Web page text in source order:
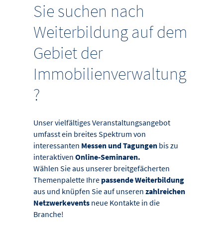
Sie suchen nach
Weiterbildung auf dem
Gebiet der
Immobilienverwaltung
?
Unser vielfältiges Veranstaltungsangebot
umfasst ein breites Spektrum von
interessanten Messen und Tagungen bis zu
interaktivenOnline-Seminaren.
Wählen Sie aus unserer breitgefächerten
Themenpalette Ihre passende Weiterbildung
aus und knüpfen Sie auf unseren zahlreichen
Netzwerkevents neue Kontakte in die
Branche!